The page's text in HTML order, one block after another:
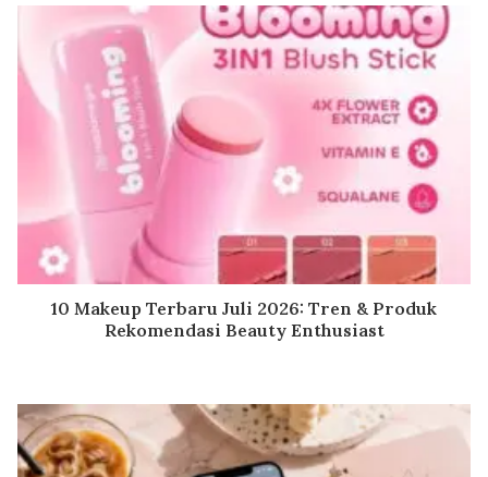
10 Makeup Terbaru Juli 2026: Tren & Produk
Rekomendasi Beauty Enthusiast